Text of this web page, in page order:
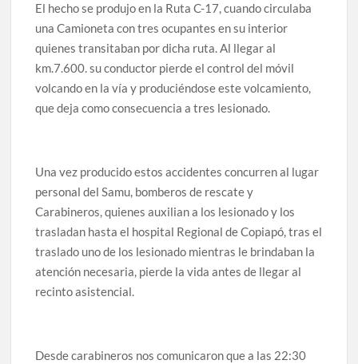
El hecho se produjo en la Ruta C-17, cuando circulaba
una Camioneta con tres ocupantes en su interior
quienes transitaban por dicha ruta. Al llegar al
km.7.600. su conductor pierde el control del móvil
volcando en la vía y produciéndose este volcamiento,
que deja como consecuencia a tres lesionado.
Una vez producido estos accidentes concurren al lugar
personal del Samu, bomberos de rescate y
Carabineros, quienes auxilian a los lesionado y los
trasladan hasta el hospital Regional de Copiapó, tras el
traslado uno de los lesionado mientras le brindaban la
atención necesaria, pierde la vida antes de llegar al
recinto asistencial.
Desde carabineros nos comunicaron que a las 22:30